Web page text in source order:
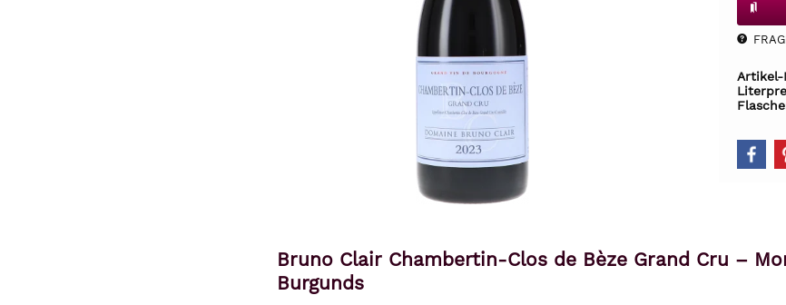
Artikel-
Bruno Clair Chambertin-Clos de Bèze Grand Cru –
Burgunds